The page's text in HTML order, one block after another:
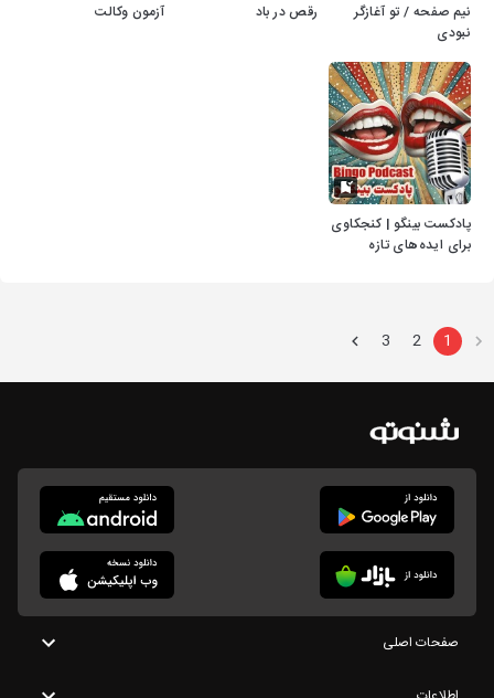
نیم صفحه / تو آغازگر
نبودی
رقص در باد آزمون وکالت
پادکست بینگو | کنجکاوی
برای ایده‌های تازه
1
2
3
صفحات اصلی